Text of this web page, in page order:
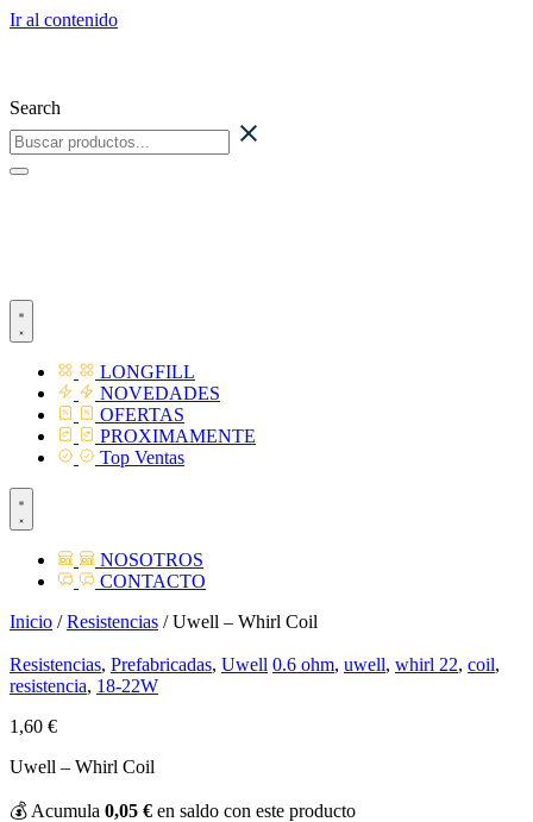
Ir al contenido
Search
LONGFILL
NOVEDADES
OFERTAS
PROXIMAMENTE
Top Ventas
NOSOTROS
CONTACTO
Inicio /Resistencias / Uwell – Whirl Coil
Resistencias, Prefabricadas, Uwell 0.6 ohm, uwell, whirl 22, coil,
resistencia, 18-22W
1,60 €
Uwell – Whirl Coil
💰 Acumula 0,05 € en saldo con este producto